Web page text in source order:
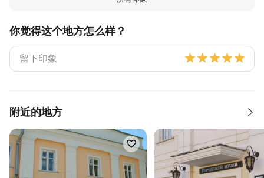
你觉得这个地方怎么样？
附近的地方